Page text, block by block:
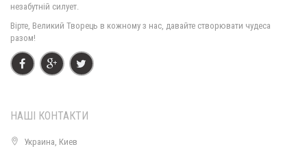
незабутній силует.
Вірте, Великий Творець в кожному з нас, давайте створювати чудеса
разом!
НАШІ КОНТАКТИ
Украина, Киев